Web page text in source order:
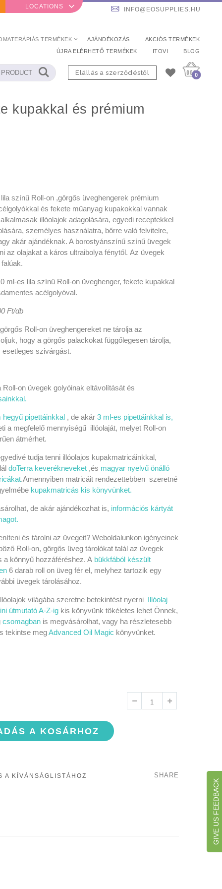
LOCATIONS INFO@EOSUPPLIES.HU
TERMÉKEK AJÁNDÉKOZÁS
AKCIÓS TERMÉKEK
ÚJRA ELÉRHETŐ TERMÉKEK
ITOVI BLOG
0
Elállás a szerződéstől
kupakkal és prémium
színű Roll-on ,görgős üveghengerek prémium
és fekete műanyag kupakokkal vannak
illóolajok adagolására, egyedi receptekkel
személyes használatra, bőrre való felvitelre,
akár ajándéknak. A borostyánszínű színű üvegek
az olajakat a káros ultraibolya fénytől. Az üvegek
ml-es lila színű Roll-on üveghenger, fekete kupakkal
acélgolyóval.
Ft/db
Roll-on üveghengereket ne tárolja az
hogy a görgős palackokat függőlegesen tárolja,
esetleges szivárgást.
Roll-on üvegek golyóinak eltávolítását és
pipettáinkkal , de akár 3 ml-es pipettáinkkal is,
a megfelelő mennyiségű illóolaját, melyet Roll-on
átmérhet.
tudja tenni illóolajos kupakmatricáinkkal,
doTerra keverékneveket ,és magyar nyelvű önálló
.Amennyiben matricáit rendezettebben szeretné
kupakmatricás kis könyvünket.
de akár ajándékozhat is, információs kártyát
és tárolni az üvegeit? Weboldalunkon igényeinek
Roll-on, görgős üveg tárolókat talál az üvegek
a könnyű hozzáféréshez. A bükkfából készült
6 darab roll on üveg fér el, melyhez tartozik egy
üvegek tárolásához.
világába szeretne betekintést nyerni Illóolaj
útmutató A-Z-ig kis könyvünk tökéletes lehet Önnek,
csomagban is megvásárolhat, vagy ha részletesebb
tekintse megAdvanced Oil Magic könyvünket.
A KOSÁRHOZ
A KÍVÁNSÁGLISTÁHOZ SHARE
GIVE US FEEDBACK